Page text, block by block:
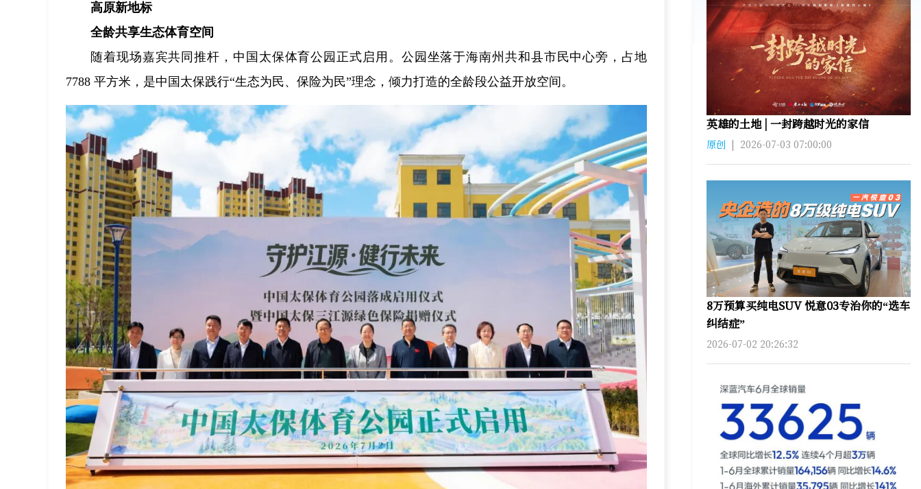
高原新地标
全龄共享生态体育空间
随着现场嘉宾共同推杆，中国太保体育公园正式启用。公园坐落于海南州共和县市民中心旁，占地
7788 平方米，是中国太保践行“生态为民、保险为民”理念，倾力打造的全龄段公益开放空间。
英雄的土地 | 一封跨越时光的家信
原创 | 2026-07-03 07:00:00
8万预算买纯电SUV 悦意03专治你的“选车
纠结症”
2026-07-02 20:26:32